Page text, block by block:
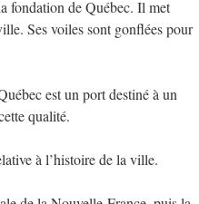
de Québec. Il met
Ses voiles sont gonflées pour
est un port destiné à un
qualité.
à l’histoire de la ville.